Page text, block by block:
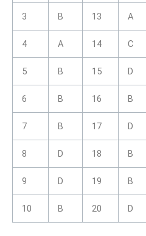
3 B 13 A
4 A 14 C
5 B 15 D
6 B 16 B
7 B 17 D
8 D 18 B
9 D 19 B
10 B 20 D